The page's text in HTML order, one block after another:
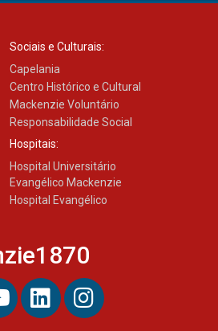
Sociais e Culturais:
Capelania
Centro Histórico e Cultural
Mackenzie Voluntário
Responsabilidade Social
Hospitais:
Hospital Universitário
Evangélico Mackenzie
Hospital Evangélico